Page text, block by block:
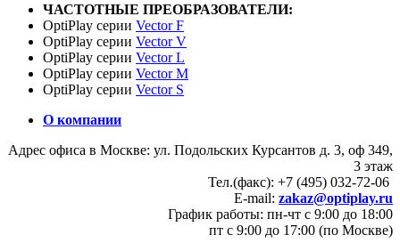
ЧАСТОТНЫЕ ПРЕОБРАЗОВАТЕЛИ:
OptiPlay серии Vector F
OptiPlay серии Vector V
OptiPlay серии Vector L
OptiPlay серии Vector M
OptiPlay серии Vector S
О компании
Адрес офиса в Москве: ул. Подольских Курсантов д. 3, оф 349,
3 этаж
Тел.(факс): +7 (495) 032-72-06
E-mail: zakaz@optiplay.ru
График работы: пн-чт с 9:00 до 18:00
пт с 9:00 до 17:00 (по Москве)